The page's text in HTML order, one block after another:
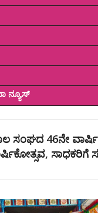
ನ್ಯೂಸ್
ಸಂಘದ 46ನೇ
ಸಾಧಕರಿಗೆ